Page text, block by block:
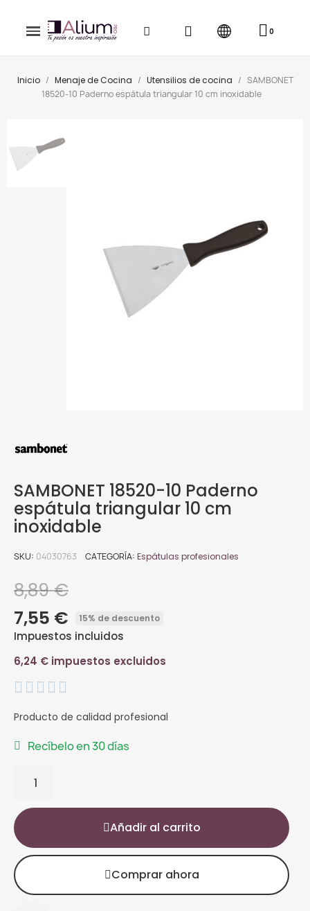
Inicio Menaje de Cocina Utensilios de cocina
SAMBONET
18520-10 Paderno espátula triangular 10 cm inoxidable
SAMBONET 18520-10 Paderno
espátula triangular 10 cm
inoxidable
SKU 04030763 CATEGORÍA Espátulas profesionales
8,89 €
7,55 €
15% de descuento
Impuestos incluidos
6,24 € impuestos excluidos
    
Producto de calidad profesional
Recíbelo en 30 días
Añadir al carrito
Comprar ahora